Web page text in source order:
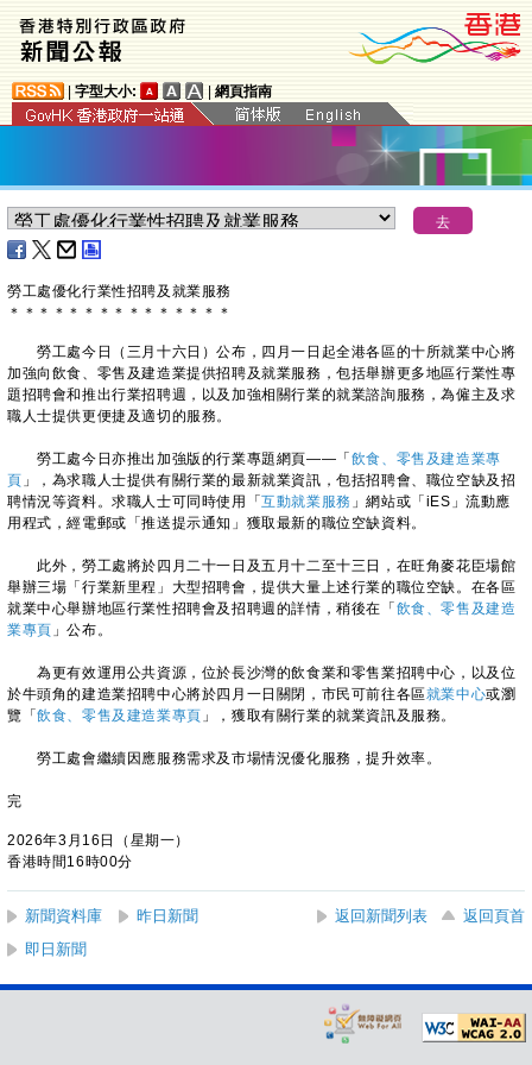
字型大小: 網頁指南
勞工處優化行業性招聘及就業服務
＊ ＊ ＊ ＊ ＊ ＊ ＊ ＊ ＊ ＊ ＊ ＊ ＊ ＊ ＊
勞工處今日（三月十六日）公布，四月一日起全港各區的十所就業中心將
加強向飲食、零售及建造業提供招聘及就業服務，包括舉辦更多地區行業性專
題招聘會和推出行業招聘週，以及加強相關行業的就業諮詢服務，為僱主及求
職人士提供更便捷及適切的服務。
勞工處今日亦推出加強版的行業專題網頁——「 飲食、零售及建造業專
頁 」，為求職人士提供有關行業的最新就業資訊，包括招聘會、職位空缺及招
聘情況等資料。求職人士可同時使用「互動就業服務 」網站或「iES」流動應
用程式，經電郵或「推送提示通知」獲取最新的職位空缺資料。
此外，勞工處將於四月二十一日及五月十二至十三日，在旺角麥花臣場館
舉辦三場「行業新里程」大型招聘會，提供大量上述行業的職位空缺。在各區
就業中心舉辦地區行業性招聘會及招聘週的詳情，稍後在「 飲食、零售及建造
業專頁 」公布。
為更有效運用公共資源，位於長沙灣的飲食業和零售業招聘中心，以及位
於牛頭角的建造業招聘中心將於四月一日關閉，市民可前往各區就業中心或瀏
覽「飲食、零售及建造業專頁 」，獲取有關行業的就業資訊及服務。
勞工處會繼續因應服務需求及市場情況優化服務，提升效率。
完
2026年3月16日（星期一）
香港時間16時00分
新聞資料庫 昨日新聞 返回新聞列表
返回頁首
即日新聞